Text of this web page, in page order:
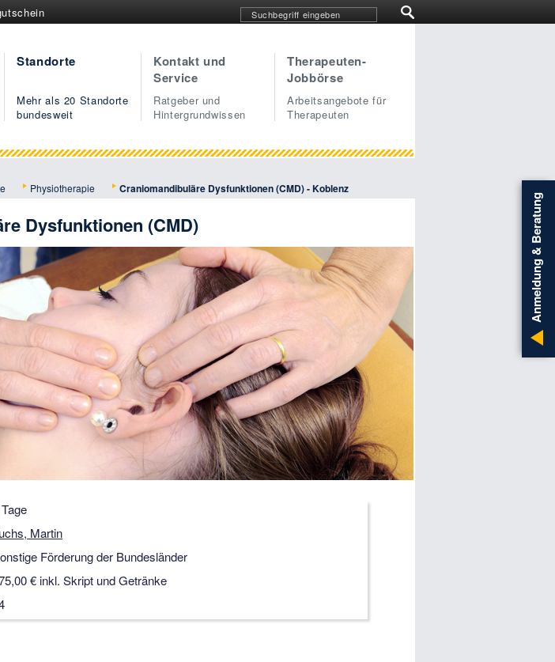
Standorte
Mehr als 20 Standorte
bundesweit
Kontakt und
Service
Ratgeber und
Hintergrundwissen
Therapeuten-
Jobbörse
Arbeitsangebote für
Therapeuten
Physiotherapie Craniomandibuläre Dysfunktionen (CMD) - Koblenz
Dysfunktionen (CMD)
Martin
Förderung der Bundesländer
€ inkl. Skript und Getränke
Anmeldung & Beratung